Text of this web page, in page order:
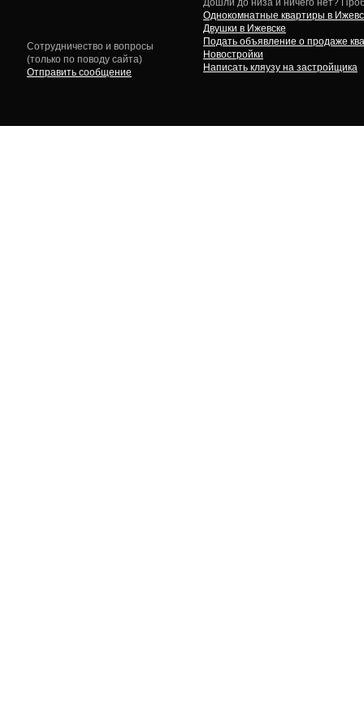
Сотрудничество и вопросы
(только по поводу сайта)
Отправить сообщение
Дошли до низа и ничего нет?
Однокомнатные квартиры в
Двушки в Ижевске
Подать объявление о продаже
Новостройки
Написать кляузу на застройщика